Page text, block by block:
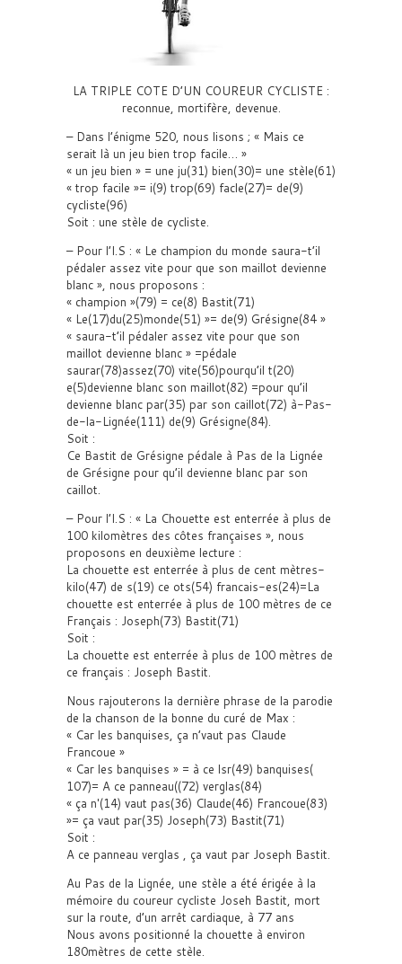
LA TRIPLE COTE D’UN COUREUR CYCLISTE :
reconnue, mortifère, devenue.
– Dans l’énigme 520, nous lisons ; « Mais ce
serait là un jeu bien trop facile… »
« un jeu bien » = une ju(31) bien(30)= une stèle(61)
« trop facile »= i(9) trop(69) facle(27)= de(9)
cycliste(96)
Soit : une stèle de cycliste.
– Pour l’I.S : « Le champion du monde saura-t’il
pédaler assez vite pour que son maillot devienne
blanc », nous proposons :
« champion »(79) = ce(8) Bastit(71)
« Le(17)du(25)monde(51) »= de(9) Grésigne(84 »
« saura-t’il pédaler assez vite pour que son
maillot devienne blanc » =pédale
saurar(78)assez(70) vite(56)pourqu’il t(20)
e(5)devienne blanc son maillot(82) =pour qu’il
devienne blanc par(35) par son caillot(72) à-Pas-
de-la-Lignée(111) de(9) Grésigne(84).
Soit :
Ce Bastit de Grésigne pédale à Pas de la Lignée
de Grésigne pour qu’il devienne blanc par son
caillot.
– Pour l’I.S : « La Chouette est enterrée à plus de
100 kilomètres des côtes françaises », nous
proposons en deuxième lecture :
La chouette est enterrée à plus de cent mètres-
kilo(47) de s(19) ce ots(54) francais-es(24)=La
chouette est enterrée à plus de 100 mètres de ce
Français : Joseph(73) Bastit(71)
Soit :
La chouette est enterrée à plus de 100 mètres de
ce français : Joseph Bastit.
Nous rajouterons la dernière phrase de la parodie
de la chanson de la bonne du curé de Max :
« Car les banquises, ça n’vaut pas Claude
Francoue »
« Car les banquises » = à ce lsr(49) banquises(
107)= A ce panneau((72) verglas(84)
« ça n'(14) vaut pas(36) Claude(46) Francoue(83)
»= ça vaut par(35) Joseph(73) Bastit(71)
Soit :
A ce panneau verglas , ça vaut par Joseph Bastit.
Au Pas de la Lignée, une stèle a été érigée à la
mémoire du coureur cycliste Joseh Bastit, mort
sur la route, d’un arrêt cardiaque, à 77 ans
Nous avons positionné la chouette à environ
180mètres de cette stèle.